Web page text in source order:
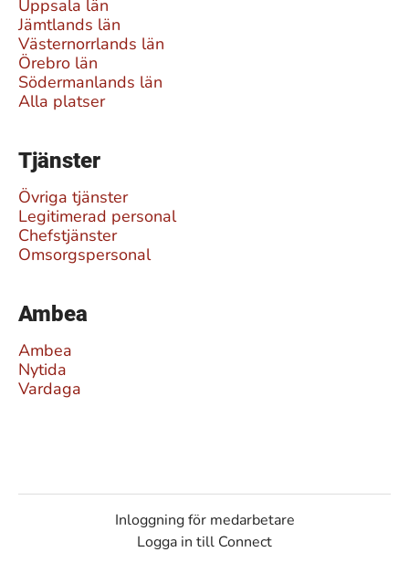
Uppsala län
Jämtlands län
Västernorrlands län
Örebro län
Södermanlands län
Alla platser
Tjänster
Övriga tjänster
Legitimerad personal
Chefstjänster
Omsorgspersonal
Ambea
Ambea
Nytida
Vardaga
Inloggning för medarbetare
Logga in till Connect